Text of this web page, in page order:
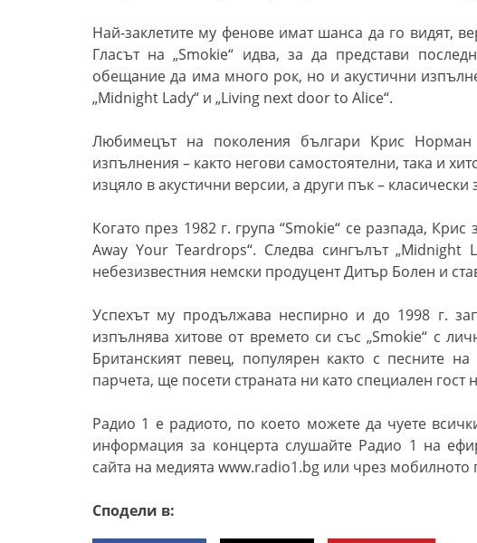
Най-заклетите му фенове имат шанса да го видят,
Гласът на „Smokie“ идва, за да представи
обещание да има много рок, но и акустични
„Midnight Lady“ и „Living next door to Alice“.
Любимецът на поколения българи Крис
изпълнения – както негови самостоятелни, така и
изцяло в акустични версии, а други пък – класически
Когато през 1982 г. група“Smokie“ се разпада, Крис
Away Your Teardrops“. Следва сингълът „Midnight
небезизвестния немски продуцент Дитър Болен и
Успехът му продължава неспирно и до 1998 г.
изпълнява хитове от времето си със „Smokie“ с
Британският певец, популярен както с песните
парчета, ще посети страната ни като специален гост
Радио 1 е радиото, по което можете да чуете
информация за концерта слушайте Радио 1 на
сайта на медията www.radio1.bg или чрез
Сподели в: